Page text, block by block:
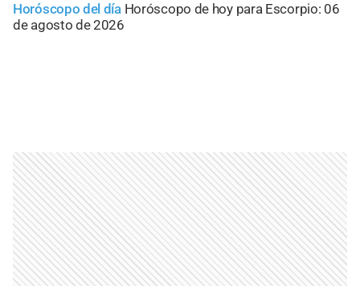
Horóscopo del día Horóscopo de hoy para Escorpio: 06
de agosto de 2026